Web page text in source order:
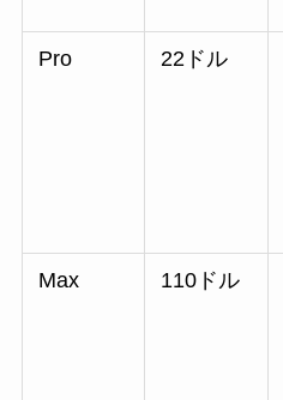
Pro 22ドル
Max 110ドル